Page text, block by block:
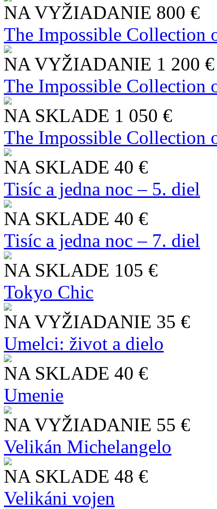
NA VYŽIADANIE 800 €
The Impossible Collection
NA VYŽIADANIE 1 200 €
The Impossible Collection
NA SKLADE 1 050 €
The Impossible Collection
NA SKLADE 40 €
Tisíc a jedna noc – 5. diel
NA SKLADE 40 €
Tisíc a jedna noc – 7. diel
NA SKLADE 105 €
Tokyo Chic
NA VYŽIADANIE 35 €
Umelci: život a dielo
NA SKLADE 40 €
Umenie
NA VYŽIADANIE 55 €
Velikán Michelangelo
NA SKLADE 48 €
Velikáni vojen